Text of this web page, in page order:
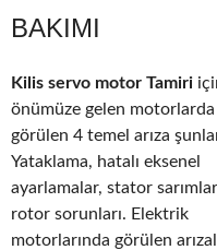
BAKIMI
Kilis servo motor Tamiri
önümüze gelen motorlarda
görülen 4 temel arıza
Yataklama, hatalı eksenel
ayarlamalar, stator
rotor sorunları. Elektrik
motorlarında görülen